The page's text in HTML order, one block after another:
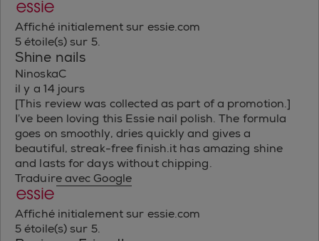
Affiché initialement sur essie.com
5 étoile(s) sur 5.
Shine nails
NinoskaC
il y a 14 jours
[This review was collected as part of a promotion.]
I’ve been loving this Essie nail polish. The formula
goes on smoothly, dries quickly and gives a
beautiful, streak-free finish.it has amazing shine
and lasts for days without chipping.
Traduire avec Google
Affiché initialement sur essie.com
5 étoile(s) sur 5.